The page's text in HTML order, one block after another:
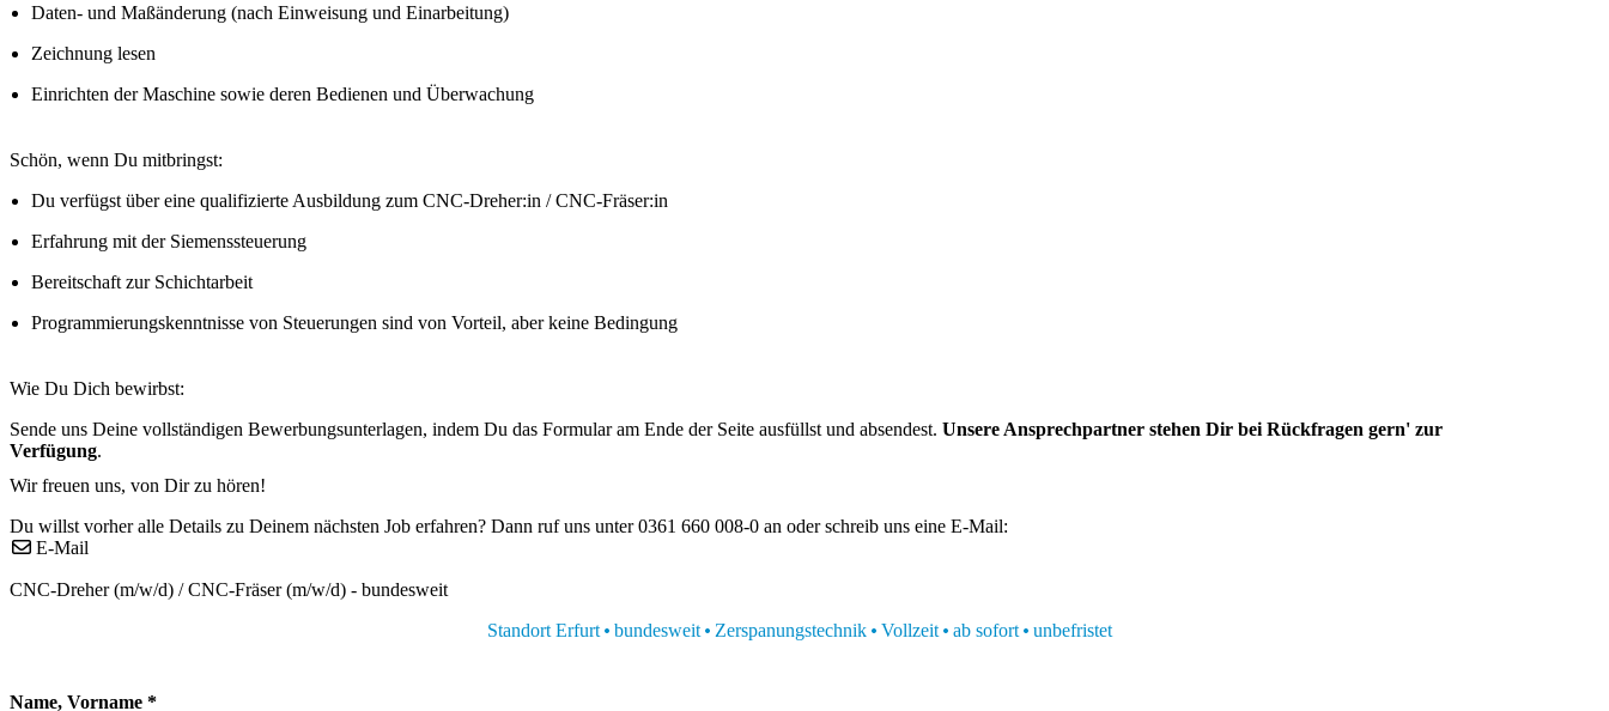
Daten- und Maßänderung (nach Einweisung und Einarbeitung)
Zeichnung lesen
Einrichten der Maschine sowie deren Bedienen und Überwachung
Schön, wenn Du mitbringst:
Du verfügst über eine qualifizierte Ausbildung zum CNC-Dreher:in / CNC-Fräser:in
Erfahrung mit der Siemenssteuerung
Bereitschaft zur Schichtarbeit
Programmierungskenntnisse von Steuerungen sind von Vorteil, aber keine Bedingung
Wie Du Dich bewirbst:
Sende uns Deine vollständigen Bewerbungsunterlagen, indem Du das Formular am Ende der Seite ausfüllst und absendest. Unsere Ansprechpartner stehen Dir bei Rückfragen gern' zur
Verfügung.
Wir freuen uns, von Dir zu hören!
Du willst vorher alle Details zu Deinem nächsten Job erfahren? Dann ruf uns unter 0361 660 008-0 an oder schreib uns eine E-Mail:
E-Mail
CNC-Dreher (m/w/d) / CNC-Fräser (m/w/d) - bundesweit
Standort Erfurt
bundesweit Zerspanungstechnik Vollzeit ab sofort unbefristet
Name, Vorname *